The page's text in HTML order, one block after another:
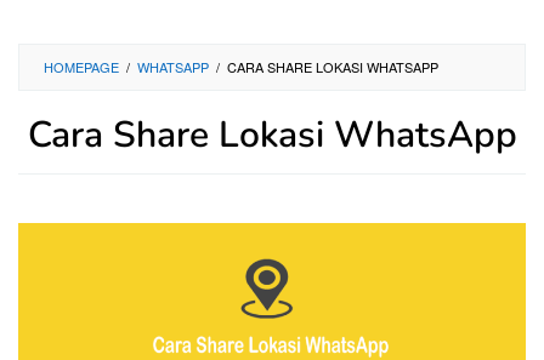
HOMEPAGE / WHATSAPP / CARA SHARE LOKASI WHATSAPP
Cara Share Lokasi WhatsApp